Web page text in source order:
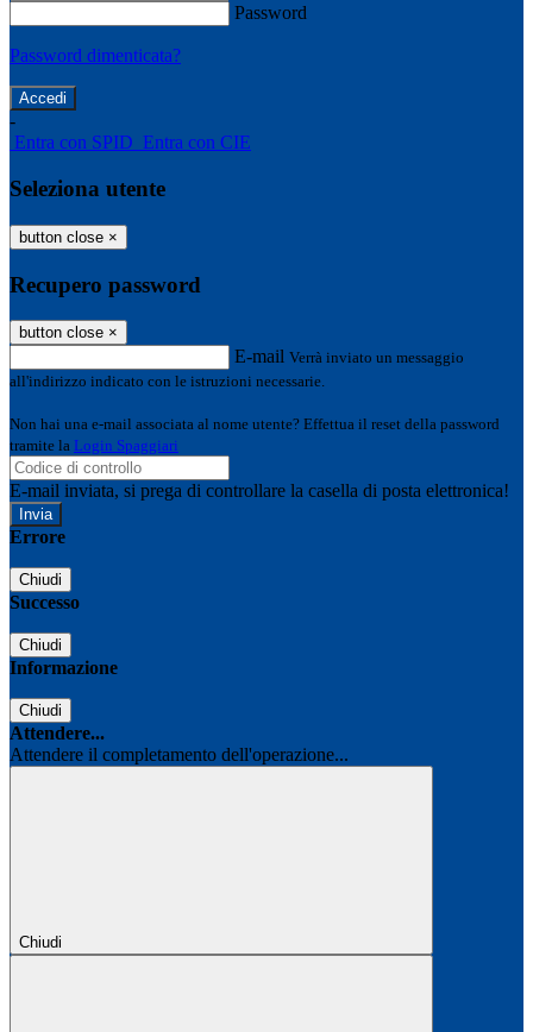
Password
Password dimenticata?
-
Entra con SPID Entra con CIE
Seleziona utente
button close ×
Recupero password
button close ×
E-mail Verrà inviato un messaggio
all'indirizzo indicato con le istruzioni necessarie.
Non hai una e-mail associata al nome utente? Effettua il reset della password
tramite la Login Spaggiari
E-mail inviata, si prega di controllare la casella di posta elettronica!
Errore
Chiudi
Successo
Chiudi
Informazione
Chiudi
Attendere...
Attendere il completamento dell'operazione...
Chiudi